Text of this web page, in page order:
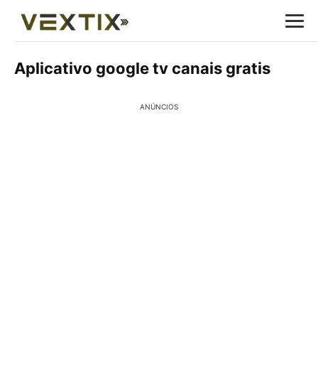
Aplicativo google tv canais gratis
ANÚNCIOS